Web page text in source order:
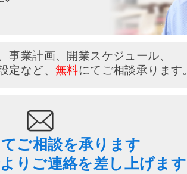
事業計画、開業スケジュール、
など、 無料にてご相談承ります。
ご相談を承ります
りご連絡を差し上げます